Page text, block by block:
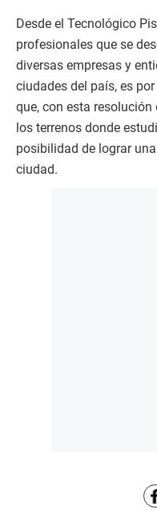
Desde el Tecnológico
profesionales que se
diversas empresas y
ciudades del país, es
que, con esta
los terrenos donde
posibilidad de lograr
ciudad.